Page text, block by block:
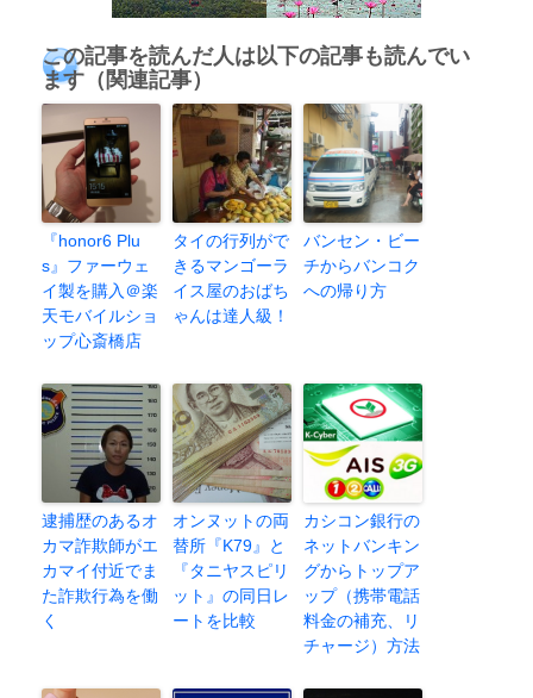
この記事を読んだ人は以下の記事も読んでい
ます（関連記事）
『honor6 Plu
s』ファーウェ
イ製を購入＠楽
天モバイルショ
ップ心斎橋店
タイの行列がで
きるマンゴーラ
イス屋のおばち
ゃんは達人級！
バンセン・ビー
チからバンコク
への帰り方
逮捕歴のあるオ
カマ詐欺師がエ
カマイ付近でま
た詐欺行為を働
く
オンヌットの両
替所『K79』と
『タニヤスピリ
ット』の同日レ
ートを比較
カシコン銀行の
ネットバンキン
グからトップア
ップ（携帯電話
料金の補充、リ
チャージ）方法